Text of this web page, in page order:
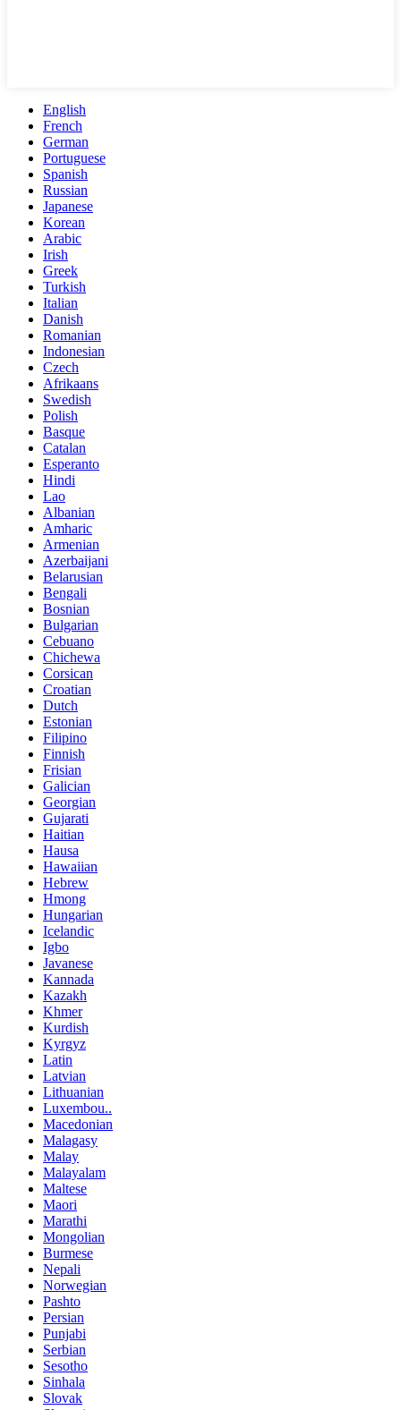
English
French
German
Portuguese
Spanish
Russian
Japanese
Korean
Arabic
Irish
Greek
Turkish
Italian
Danish
Romanian
Indonesian
Czech
Afrikaans
Swedish
Polish
Basque
Catalan
Esperanto
Hindi
Lao
Albanian
Amharic
Armenian
Azerbaijani
Belarusian
Bengali
Bosnian
Bulgarian
Cebuano
Chichewa
Corsican
Croatian
Dutch
Estonian
Filipino
Finnish
Frisian
Galician
Georgian
Gujarati
Haitian
Hausa
Hawaiian
Hebrew
Hmong
Hungarian
Icelandic
Igbo
Javanese
Kannada
Kazakh
Khmer
Kurdish
Kyrgyz
Latin
Latvian
Lithuanian
Luxembou..
Macedonian
Malagasy
Malay
Malayalam
Maltese
Maori
Marathi
Mongolian
Burmese
Nepali
Norwegian
Pashto
Persian
Punjabi
Serbian
Sesotho
Sinhala
Slovak